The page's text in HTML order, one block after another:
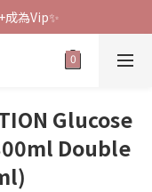
成為Vip✨
Glucose
Double